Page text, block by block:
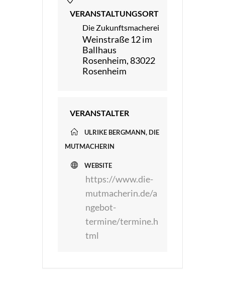
VERANSTALTUNGSORT
Die Zukunftsmacherei
Weinstraße 12 im
Ballhaus
Rosenheim, 83022
Rosenheim
VERANSTALTER
ULRIKE BERGMANN, DIE
MUTMACHERIN
WEBSITE
https://www.die-
mutmacherin.de/a
ngebot-
termine/termine.h
tml